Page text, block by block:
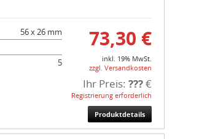
73,30 €
inkl. 19% MwSt.
zzgl. Versandkosten
Ihr Preis: ???€
Registrierung erforderlich
Produktdetails
56 x 26 mm
5